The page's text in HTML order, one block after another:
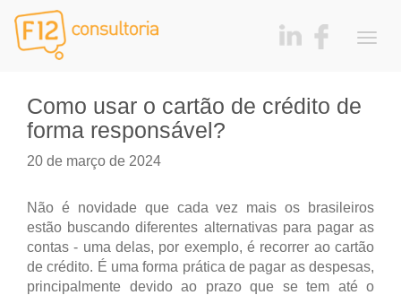
Como usar o cartão de crédito de
forma responsável?
20 de março de 2024
Não é novidade que cada vez mais os brasileiros
estão buscando diferentes alternativas para pagar as
contas - uma delas, por exemplo, é recorrer ao cartão
de crédito. É uma forma prática de pagar as despesas,
principalmente devido ao prazo que se tem até o